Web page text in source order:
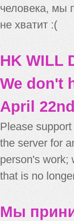
человека, мы
не хватит :(
HK WILL
We don't
April
Please
the server for
person's work;
that is no
Мы